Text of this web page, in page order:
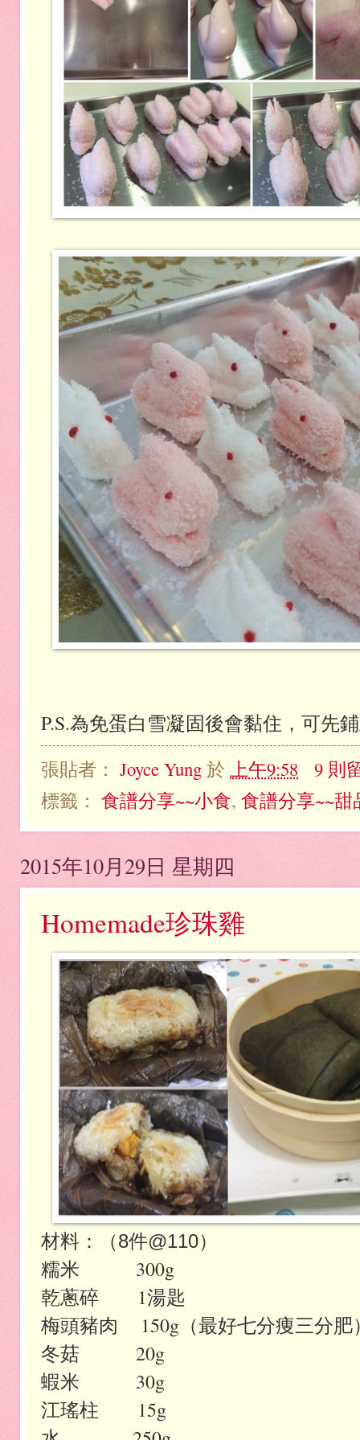
P.S.為免蛋白雪凝固後會黏住，可先
張貼者： Joyce Yung 於 上午9:58
9 則
標籤： 食譜分享~~小食, 食譜分享~~甜
2015年10月29日 星期四
Homemade珍珠雞
材料：（8件@110）
糯米 300g
乾蔥碎 1湯匙
梅頭豬肉 150g（最好七分痩三分肥
冬菇 20g
蝦米 30g
江瑤柱 15g